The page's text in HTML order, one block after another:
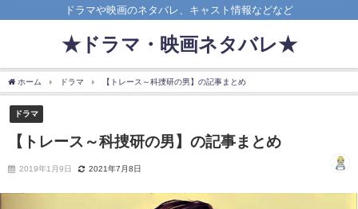
ドラマや映画のネタバレ、キャスト情報などなど
★ドラマ・映画ネタバレ★
ホーム ドラマ 【トレース～科捜研の男】の記事まとめ
ドラマ
【トレース～科捜研の男】の記事まとめ
2019年1月9日 2021年7月8日